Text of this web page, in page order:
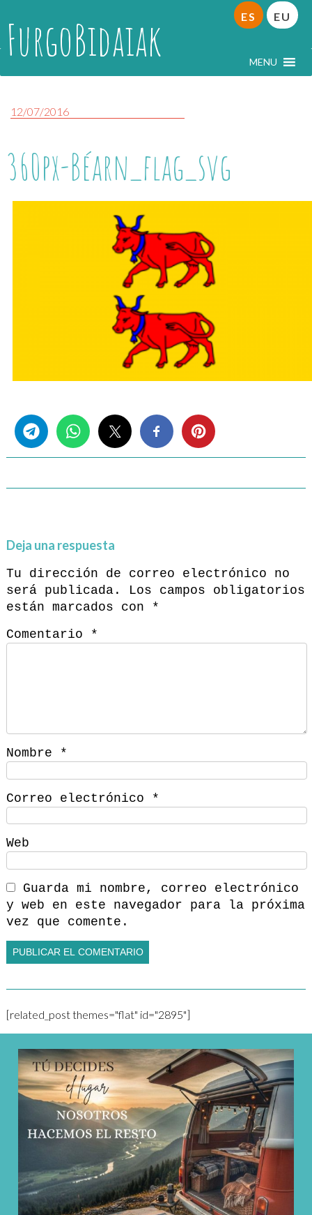
FurgoBidaiak MENU
ES EU
12/07/2016
360px-Béarn_flag_svg
Deja una respuesta
Tu dirección de correo electrónico no
será publicada.
Los campos obligatorios
están marcados con
*
Comentario
*
Nombre *
Correo electrónico *
Web
Guarda mi nombre, correo electrónico
y web en este navegador para la próxima
vez que comente.
[related_post themes="flat" id="2895"]